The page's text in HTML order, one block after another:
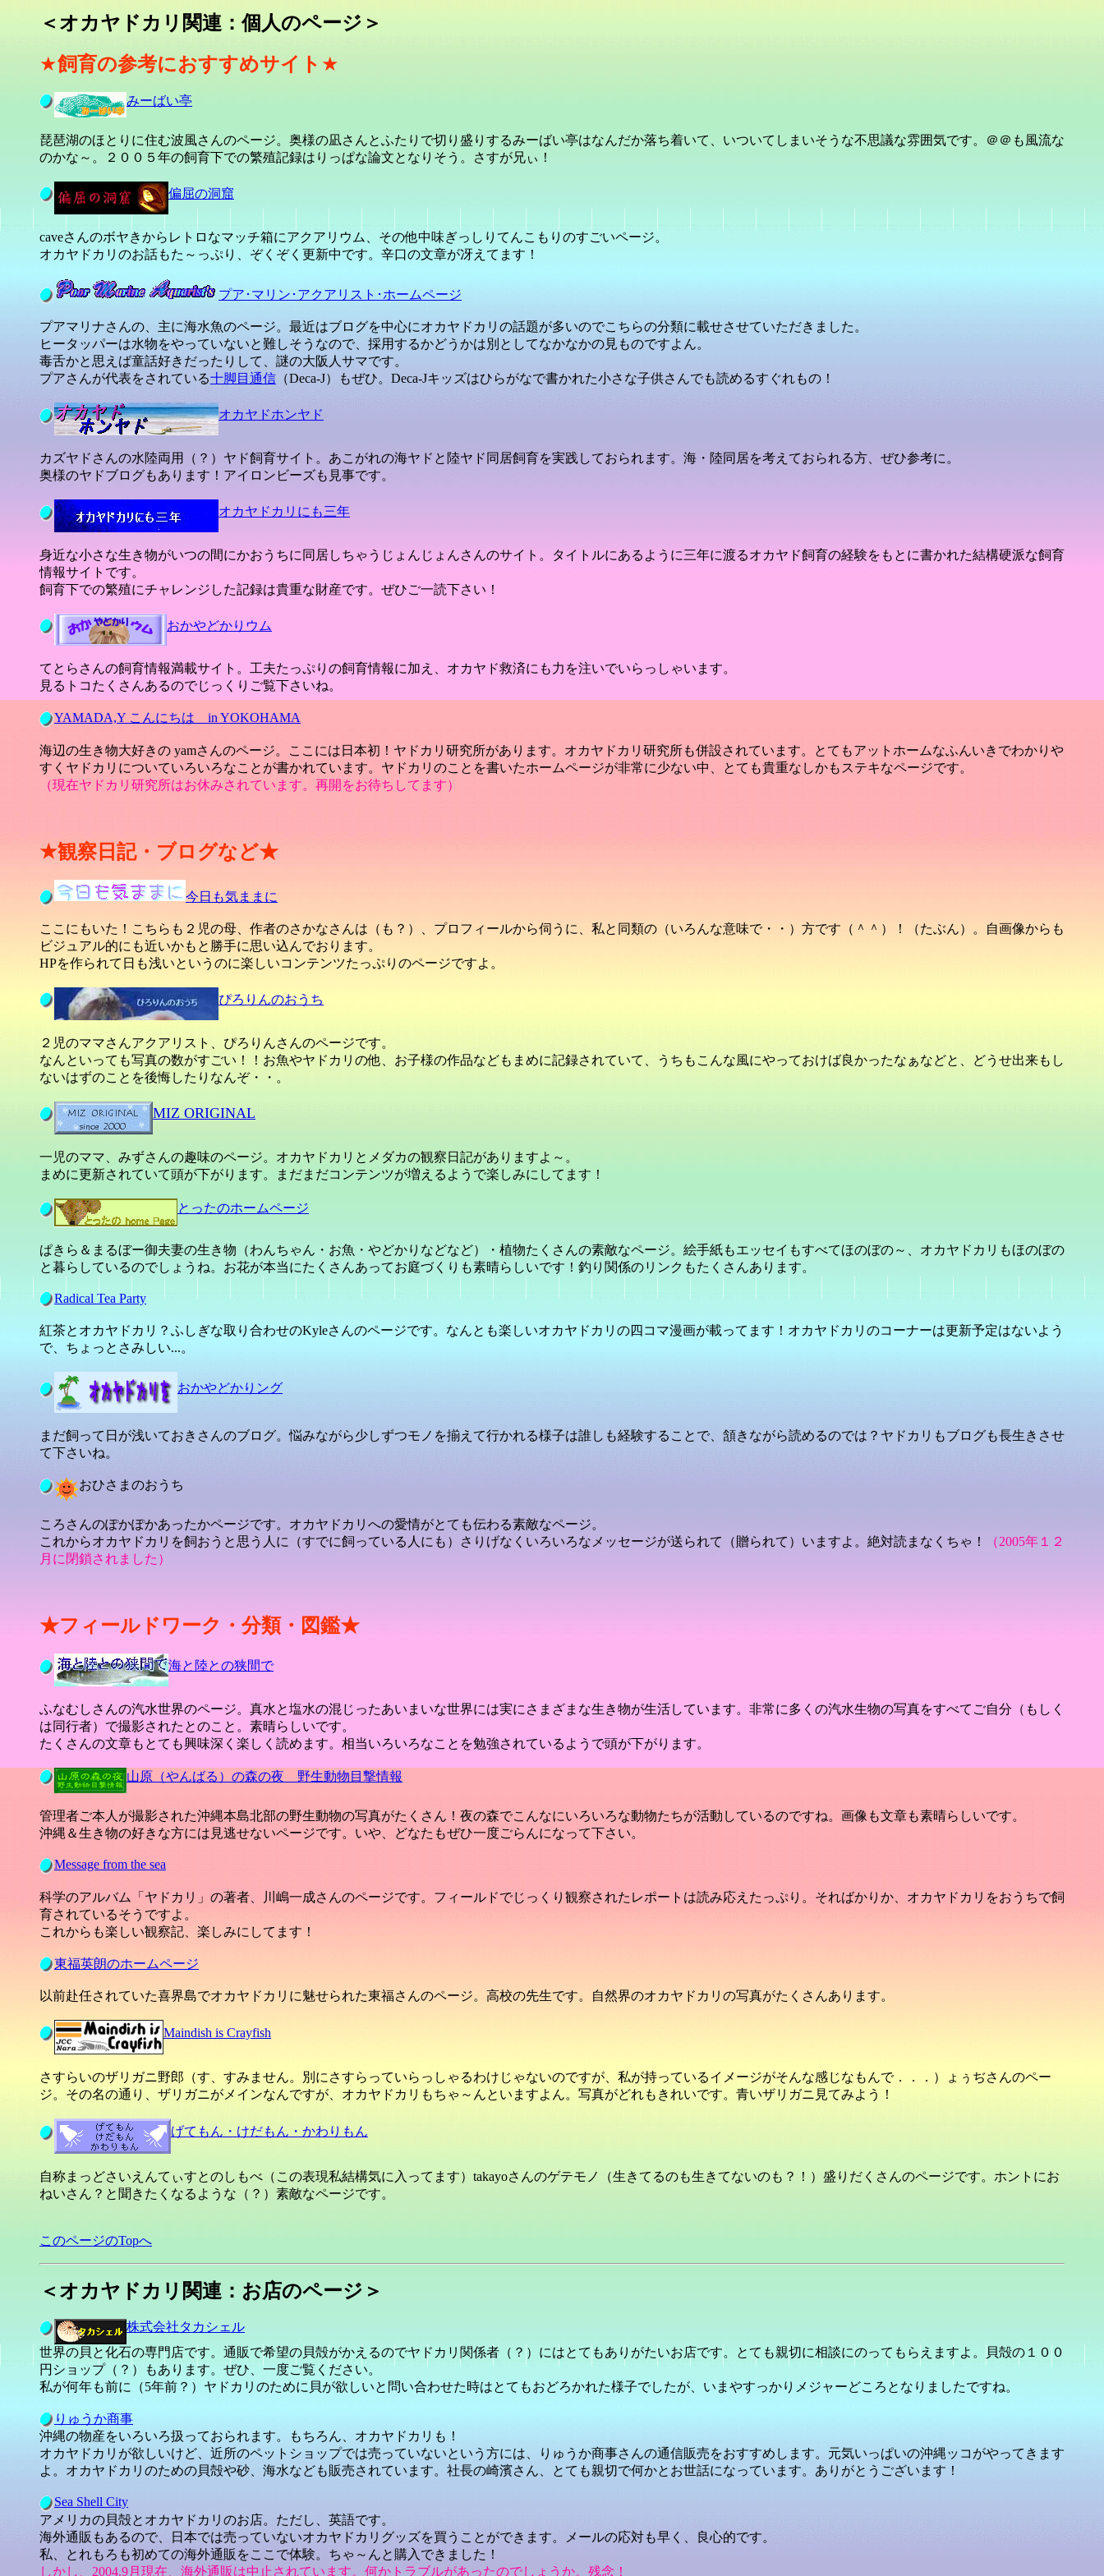
＜オカヤドカリ関連：個人のページ＞
★飼育の参考におすすめサイト ★
みーばい亭
琵琶湖のほとりに住む波風さんのページ。奥様の凪さんとふたりで切り盛りするみーばい亭はなんだか落ち着いて、いついてしまいそうな不思議な雰囲気です。＠＠も風流な
のかな～。２００５年の飼育下での繁殖記録はりっぱな論文となりそう。さすが兄ぃ！
偏屈の洞窟
caveさんのボヤきからレトロなマッチ箱にアクアリウム、その他中味ぎっしりてんこもりのすごいページ。
オカヤドカリのお話もた～っぷり、ぞくぞく更新中です。辛口の文章が冴えてます！
プア･マリン･アクアリスト･ホームページ
プアマリナさんの、主に海水魚のページ。最近はブログを中心にオカヤドカリの話題が多いのでこちらの分類に載せさせていただきました。
ヒータッパーは水物をやっていないと難しそうなので、採用するかどうかは別としてなかなかの見ものですよん。
毒舌かと思えば童話好きだったりして、謎の大阪人サマです。
プアさんが代表をされている十脚目通信 （Deca-J）もぜひ。Deca-Jキッズはひらがなで書かれた小さな子供さんでも読めるすぐれもの！
オカヤドホンヤド
カズヤドさんの水陸両用（？）ヤド飼育サイト。あこがれの海ヤドと陸ヤド同居飼育を実践しておられます。海・陸同居を考えておられる方、ぜひ参考に。
奥様のヤドブログもあります！アイロンビーズも見事です。
オカヤドカリにも三年
身近な小さな生き物がいつの間にかおうちに同居しちゃうじょんじょんさんのサイト。タイトルにあるように三年に渡るオカヤド飼育の経験をもとに書かれた結構硬派な飼育
情報サイトです。
飼育下での繁殖にチャレンジした記録は貴重な財産です。ぜひご一読下さい！
おかやどかりウム
てとらさんの飼育情報満載サイト。工夫たっぷりの飼育情報に加え、オカヤド救済にも力を注いでいらっしゃいます。
見るトコたくさんあるのでじっくりご覧下さいね。
YAMADA,Y こんにちは in YOKOHAMA
海辺の生き物大好きの yamさんのページ。ここには日本初！ヤドカリ研究所があります。オカヤドカリ研究所も併設されています。とてもアットホームなふんいきでわかりや
すくヤドカリについていろいろなことが書かれています。ヤドカリのことを書いたホームページが非常に少ない中、とても貴重なしかもステキなページです。
（現在ヤドカリ研究所はお休みされています。再開をお待ちしてます）
★観察日記・ブログなど★
今日も気ままに
ここにもいた！こちらも２児の母、作者のさかなさんは（も？）、プロフィールから伺うに、私と同類の（いろんな意味で・・）方です（＾＾）！（たぶん）。自画像からも
ビジュアル的にも近いかもと勝手に思い込んでおります。
HPを作られて日も浅いというのに楽しいコンテンツたっぷりのページですよ。
ぴろりんのおうち
２児のママさんアクアリスト、ぴろりんさんのページです。
なんといっても写真の数がすごい！！お魚やヤドカリの他、お子様の作品などもまめに記録されていて、うちもこんな風にやっておけば良かったなぁなどと、どうせ出来もし
ないはずのことを後悔したりなんぞ・・。
MIZ ORIGINAL
一児のママ、みずさんの趣味のページ。オカヤドカリとメダカの観察日記がありますよ～。
まめに更新されていて頭が下がります。まだまだコンテンツが増えるようで楽しみにしてます！
とったのホームページ
ぱきら＆まるぼー御夫妻の生き物（わんちゃん・お魚・やどかりなどなど）・植物たくさんの素敵なページ。絵手紙もエッセイもすべてほのぼの～、オカヤドカリもほのぼの
と暮らしているのでしょうね。お花が本当にたくさんあってお庭づくりも素晴らしいです！釣り関係のリンクもたくさんあります。
Radical Tea Party
紅茶とオカヤドカリ？ふしぎな取り合わせのKyleさんのページです。なんとも楽しいオカヤドカリの四コマ漫画が載ってます！オカヤドカリのコーナーは更新予定はないよう
で、ちょっとさみしい...。
おかやどかりング
まだ飼って日が浅いておきさんのブログ。悩みながら少しずつモノを揃えて行かれる様子は誰しも経験することで、頷きながら読めるのでは？ヤドカリもブログも長生きさせ
て下さいね。
おひさまのおうち
ころさんのぽかぽかあったかページです。オカヤドカリへの愛情がとても伝わる素敵なページ。
これからオカヤドカリを飼おうと思う人に（すでに飼っている人にも）さりげなくいろいろなメッセージが送られて（贈られて）いますよ。絶対読まなくちゃ！
（2005年１２
月に閉鎖されました）
★フィールドワーク・分類・図鑑★
海と陸との狭間で
ふなむしさんの汽水世界のページ。真水と塩水の混じったあいまいな世界には実にさまざまな生き物が生活しています。非常に多くの汽水生物の写真をすべてご自分（もしく
は同行者）で撮影されたとのこと。素晴らしいです。
たくさんの文章もとても興味深く楽しく読めます。相当いろいろなことを勉強されているようで頭が下がります。
山原（やんばる）の森の夜 野生動物目撃情報
管理者ご本人が撮影された沖縄本島北部の野生動物の写真がたくさん！夜の森でこんなにいろいろな動物たちが活動しているのですね。画像も文章も素晴らしいです。
沖縄＆生き物の好きな方には見逃せないページです。いや、どなたもぜひ一度ごらんになって下さい。
Message from the sea
科学のアルバム「ヤドカリ」の著者、川嶋一成さんのページです。フィールドでじっくり観察されたレポートは読み応えたっぷり。そればかりか、オカヤドカリをおうちで飼
育されているそうですよ。
これからも楽しい観察記、楽しみにしてます！
東福英朗のホームページ
以前赴任されていた喜界島でオカヤドカリに魅せられた東福さんのページ。高校の先生です。自然界のオカヤドカリの写真がたくさんあります。
Maindish is Crayfish
さすらいのザリガニ野郎（す、すみません。別にさすらっていらっしゃるわけじゃないのですが、私が持っているイメージがそんな感じなもんで．．．）ょぅぢさんのペー
ジ。その名の通り、ザリガニがメインなんですが、オカヤドカリもちゃ～んといますよん。写真がどれもきれいです。青いザリガニ見てみよう！
げてもん・けだもん・かわりもん
自称まっどさいえんてぃすとのしもべ（この表現私結構気に入ってます）takayoさんのゲテモノ（生きてるのも生きてないのも？！）盛りだくさんのページです。ホントにお
ねいさん？と聞きたくなるような（？）素敵なページです。
このページのTopへ
＜オカヤドカリ関連：お店のページ＞
株式会社タカシェル
世界の貝と化石の専門店です。通販で希望の貝殻がかえるのでヤドカリ関係者（？）にはとてもありがたいお店です。とても親切に相談にのってもらえますよ。貝殻の１００
円ショップ（？）もあります。ぜひ、一度ご覧ください。
私が何年も前に（5年前？）ヤドカリのために貝が欲しいと問い合わせた時はとてもおどろかれた様子でしたが、いまやすっかりメジャーどころとなりましたですね。
りゅうか商事
沖縄の物産をいろいろ扱っておられます。もちろん、オカヤドカリも！
オカヤドカリが欲しいけど、近所のペットショップでは売っていないという方には、りゅうか商事さんの通信販売をおすすめします。元気いっぱいの沖縄ッコがやってきます
よ。オカヤドカリのための貝殻や砂、海水なども販売されています。社長の崎濱さん、とても親切で何かとお世話になっています。ありがとうございます！
Sea Shell City
アメリカの貝殻とオカヤドカリのお店。ただし、英語です。
海外通販もあるので、日本では売っていないオカヤドカリグッズを買うことができます。メールの応対も早く、良心的です。
私、とれもろも初めての海外通販をここで体験。ちゃ～んと購入できました！
しかし、2004.9月現在、海外通販は中止されています。何かトラブルがあったのでしょうか。残念！